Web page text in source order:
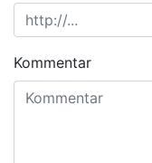
Kommentar